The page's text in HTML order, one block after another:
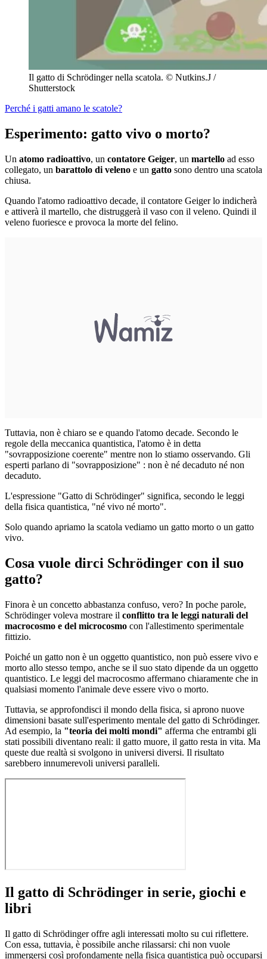
Il gatto di Schrödinger nella scatola. © Nutkins.J /
Shutterstock
Perché i gatti amano le scatole?
Esperimento: gatto vivo o morto?
Un atomo radioattivo, un contatore Geiger, un martello ad esso
collegato, un barattolo di veleno e un gatto sono dentro una scatola
chiusa.
Quando l'atomo radioattivo decade, il contatore Geiger lo indicherà
e attiverà il martello, che distruggerà il vaso con il veleno. Quindi il
veleno fuoriesce e provoca la morte del felino.
Tuttavia, non è chiaro se e quando l'atomo decade. Secondo le
regole della meccanica quantistica, l'atomo è in detta
"sovrapposizione coerente" mentre non lo stiamo osservando. Gli
esperti parlano di "sovrapposizione" : non è né decaduto né non
decaduto.
L'espressione "Gatto di Schrödinger" significa, secondo le leggi
della fisica quantistica, "né vivo né morto".
Solo quando apriamo la scatola vediamo un gatto morto o un gatto
vivo.
Cosa vuole dirci Schrödinger con il suo
gatto?
Finora è un concetto abbastanza confuso, vero? In poche parole,
Schrödinger voleva mostrare il conflitto tra le leggi naturali del
macrocosmo e del microcosmo con l'allestimento sperimentale
fittizio.
Poiché un gatto non è un oggetto quantistico, non può essere vivo e
morto allo stesso tempo, anche se il suo stato dipende da un oggetto
quantistico. Le leggi del macrocosmo affermano chiaramente che in
qualsiasi momento l'animale deve essere vivo o morto.
Tuttavia, se approfondisci il mondo della fisica, si aprono nuove
dimensioni basate sull'esperimento mentale del gatto di Schrödinger.
Ad esempio, la "teoria dei molti mondi" afferma che entrambi gli
stati possibili diventano reali: il gatto muore, il gatto resta in vita. Ma
queste due realtà si svolgono in universi diversi. Il risultato
sarebbero innumerevoli universi paralleli.
Il gatto di Schrödinger in serie, giochi e
libri
Il gatto di Schrödinger offre agli interessati molto su cui riflettere.
Con essa, tuttavia, è possibile anche rilassarsi: chi non vuole
immergersi così profondamente nella fisica quantistica può occuparsi